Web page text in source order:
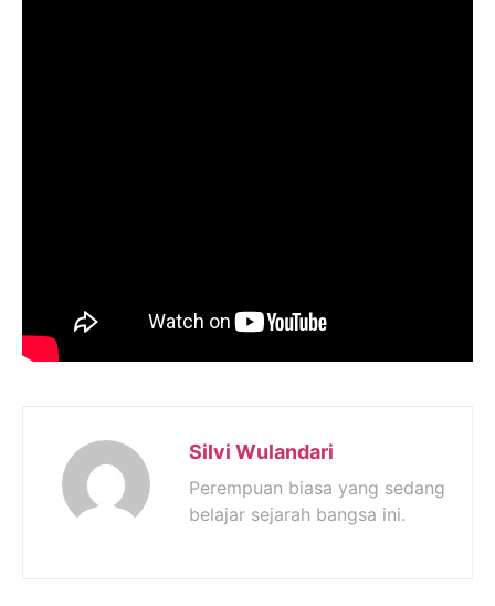
Silvi Wulandari
Perempuan biasa yang sedang
belajar sejarah bangsa ini.